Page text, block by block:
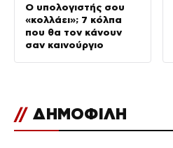
Ο υπολογιστής σου
«κολλάει»; 7 κόλπα
που θα τον κάνουν
σαν καινούργιο
// ΔΗΜΟΦΙΛΗ